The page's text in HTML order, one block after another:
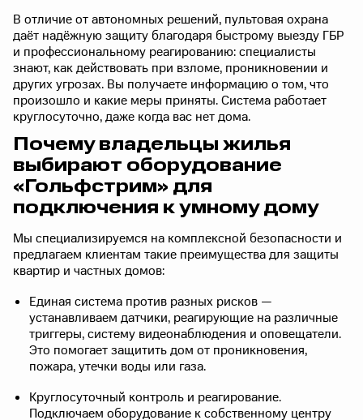
В отличие от автономных решений, пультовая охрана
даёт надёжную защиту благодаря быстрому выезду ГБР
и профессиональному реагированию: специалисты
знают, как действовать при взломе, проникновении и
других угрозах. Вы получаете информацию о том, что
произошло и какие меры приняты. Система работает
круглосуточно, даже когда вас нет дома.
Почему владельцы жилья
выбирают оборудование
«Гольфстрим» для
подключения к умному дому
Мы специализируемся на комплексной безопасности и
предлагаем клиентам такие преимущества для защиты
квартир и частных домов:
Единая система против разных рисков —
устанавливаем датчики, реагирующие на различные
триггеры, систему видеонаблюдения и оповещатели.
Это помогает защитить дом от проникновения,
пожара, утечки воды или газа.
Круглосуточный контроль и реагирование.
Подключаем оборудование к собственному центру